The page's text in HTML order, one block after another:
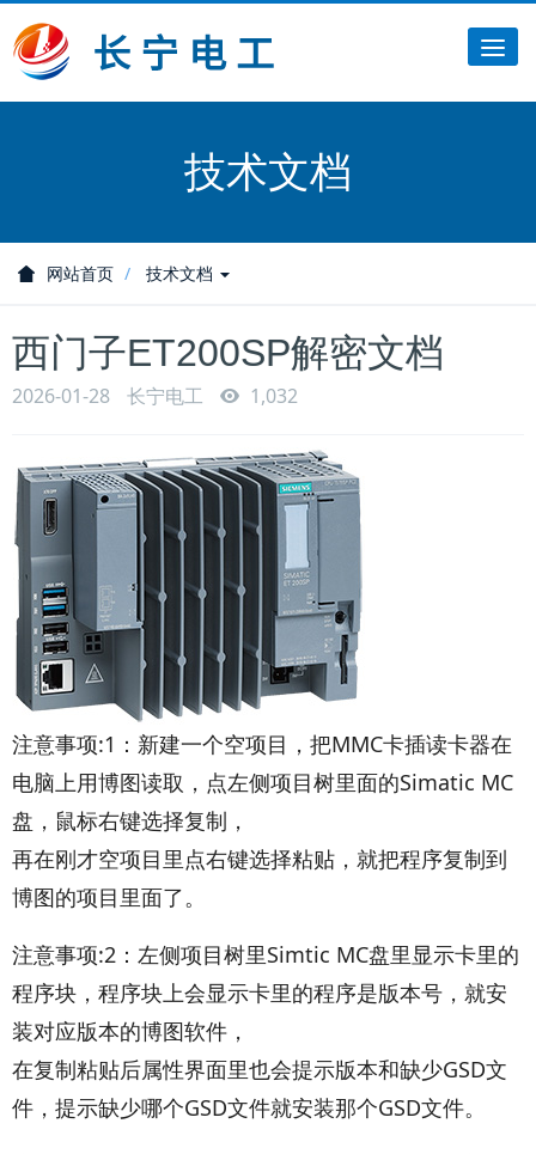
技术文档
网站首页 技术文档
西门子ET200SP解密文档
2026-01-28 长宁电工 1,032
注意事项:1：新建一个空项目，把MMC卡插读卡器在
电脑上用博图读取，点左侧项目树里面的Simatic MC
盘，鼠标右键选择复制，
再在刚才空项目里点右键选择粘贴，就把程序复制到
博图的项目里面了。
注意事项:2：左侧项目树里Simtic MC盘里显示卡里的
程序块，程序块上会显示卡里的程序是版本号，就安
装对应版本的博图软件，
在复制粘贴后属性界面里也会提示版本和缺少GSD文
件，提示缺少哪个GSD文件就安装那个GSD文件。